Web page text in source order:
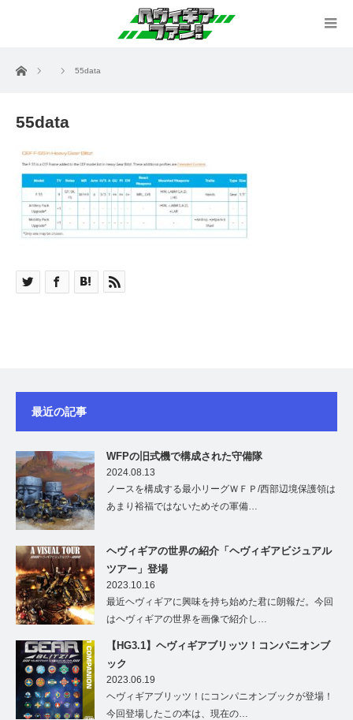
ホーム 55data
55data
最近の記事
WFPの旧式機で構成された守備隊
2024.08.13
ノースを構成する最小リーグＷＦＰ/西部辺境保護領は
あまり裕福ではないためその軍備…
ヘヴィギアの世界の紹介「ヘヴィギアビジュアル
ツアー」登場
2023.10.16
最近ヘヴィギアに興味を持ち始めた君に朗報だ。今回
はヘヴィギアの世界を画像で紹介し…
【HG3.1】ヘヴィギアブリッツ！コンパニオンブ
ック
2023.06.19
ヘヴィギアブリッツ！にコンパニオンブックが登場！
今回登場したこの本は、現在の…